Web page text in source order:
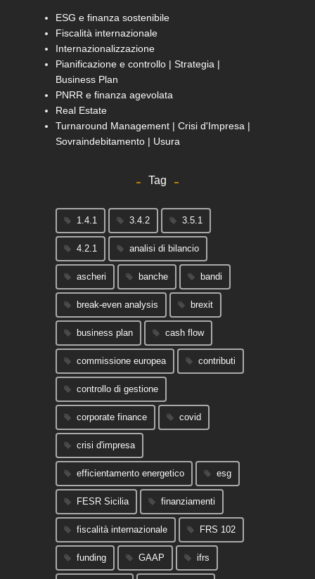
ESG e finanza sostenibile
Fiscalità internazionale
Internazionalizzazione
Pianificazione e controllo | Strategia |
Business Plan
PNRR e finanza agevolata
Real Estate
Turnaround Management | Crisi d'Impresa |
Sovraindebitamento | Usura
Tag
1.4.1 3.4.2 3.5.1
4.2.1 analisi di bilancio
ascheri banche bandi
break-even analysis brexit
business plan cash flow
commissione europea contributi
controllo di gestione
corporate finance covid
crisi d'impresa
efficientamento energetico esg
FESR Sicilia finanziamenti
fiscalità internazionale FRS 102
funding GAAP ifrs